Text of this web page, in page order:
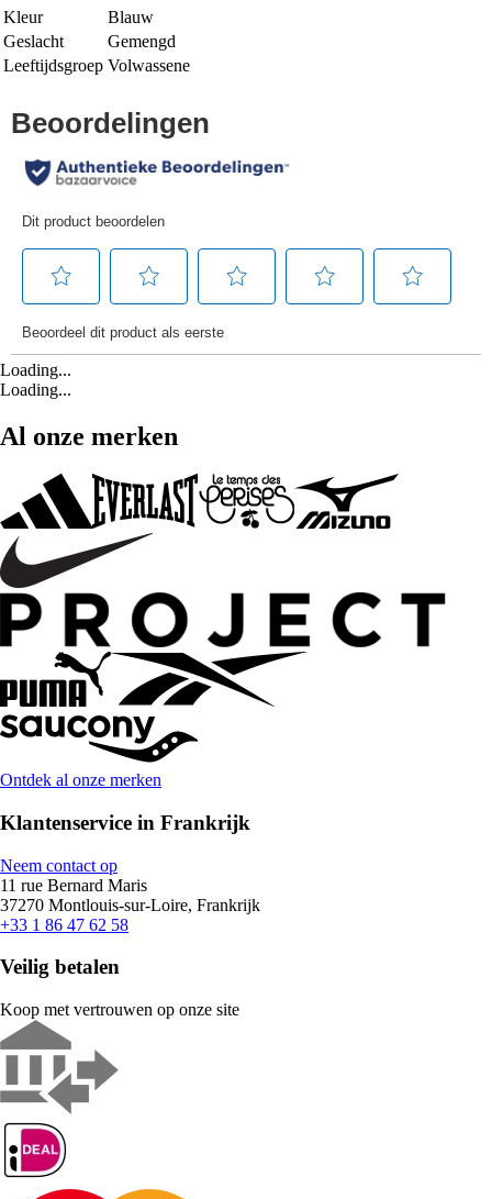
Kleur
Blauw
Geslacht
Gemengd
Leeftijdsgroep Volwassene
Loading...
Loading...
Al onze merken
Ontdek al onze merken
Klantenservice in Frankrijk
Neem contact op
11 rue Bernard Maris
37270 Montlouis-sur-Loire, Frankrijk
+33 1 86 47 62 58
Veilig betalen
Koop met vertrouwen op onze site